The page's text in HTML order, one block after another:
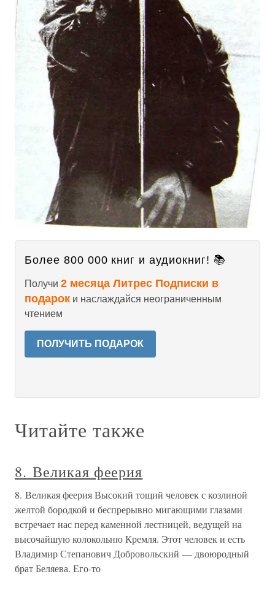
Более 800 000 книг и аудиокниг! 📚
Получи 2 месяца Литрес Подписки в
подарок и наслаждайся неограниченным
чтением
ПОЛУЧИТЬ ПОДАРОК
Читайте также
8. Великая феерия
8. Великая феерия Высокий тощий человек с козлиной
желтой бородкой и беспрерывно мигающими глазами
встречает нас перед каменной лестницей, ведущей на
высочайшую колокольню Кремля. Этот человек и есть
Владимир Степанович Добровольский — двоюродный
брат Беляева. Его-то